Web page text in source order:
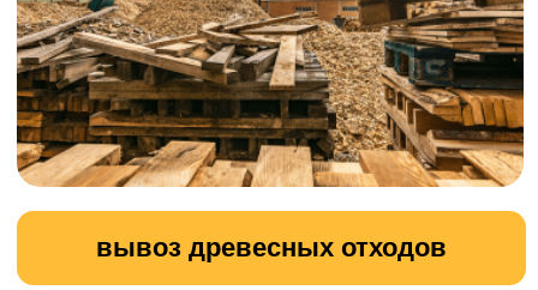
прокладка временной дороги